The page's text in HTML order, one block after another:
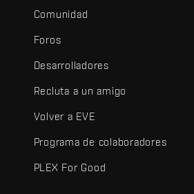
Comunidad
Foros
Desarrolladores
Recluta a un amigo
Volver a EVE
Programa de colaboradores
PLEX For Good